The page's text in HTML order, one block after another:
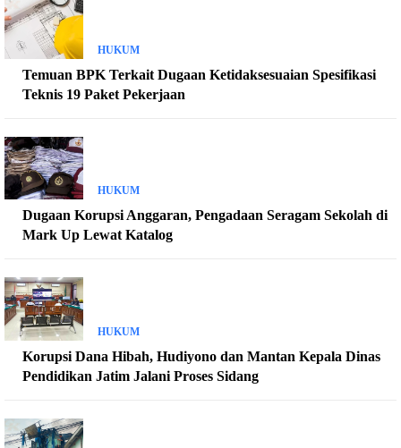
HUKUM
Temuan BPK Terkait Dugaan Ketidaksesuaian Spesifikasi
Teknis 19 Paket Pekerjaan
HUKUM
Dugaan Korupsi Anggaran, Pengadaan Seragam Sekolah di
Mark Up Lewat Katalog
HUKUM
Korupsi Dana Hibah, Hudiyono dan Mantan Kepala Dinas
Pendidikan Jatim Jalani Proses Sidang